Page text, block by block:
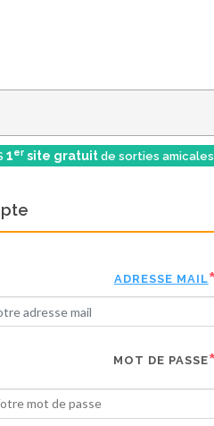
1er site gratuit de sorties amicales
ADRESSE MAIL
MOT DE PASSE